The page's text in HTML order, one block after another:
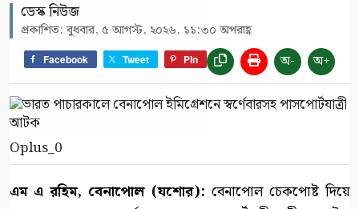
ডেস্ক নিউজ
প্রকাশিত: বুধবার, ৫ আগস্ট, ২০২৬, ১১:৩০ অপরাহ্ণ
Facebook Tweet Pin অ- অ+
Oplus_0
এম এ রহিম, বেনাপোল (যশোর): বেনাপোল চেকপোষ্ট দিয়ে